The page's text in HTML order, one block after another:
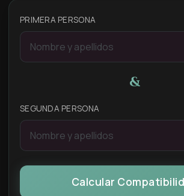
PRIMERA PERSONA
&
SEGUNDA PERSONA
Calcular